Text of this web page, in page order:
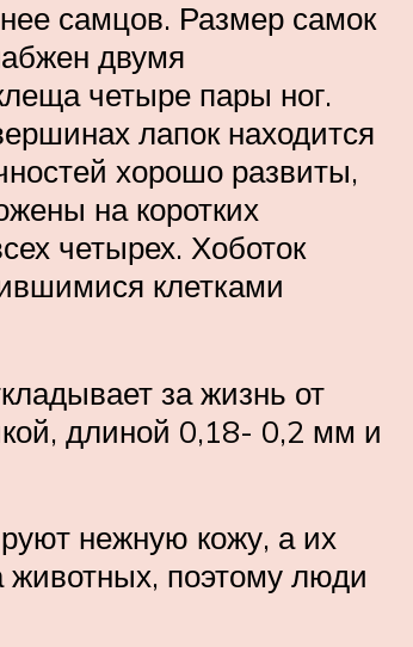
самцов. Размер самок
двумя
четыре пары ног.
лапок находится
хорошо развиты,
на коротких
четырех. Хоботок
клетками
за жизнь от
длиной 0,18- 0,2 мм и
нежную кожу, а их
поэтому люди